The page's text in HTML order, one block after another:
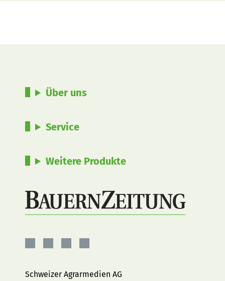
Über uns
Service
Weitere Produkte
Facebook
Instagram
YouTubeLinkedIn
Schweizer Agrarmedien AG